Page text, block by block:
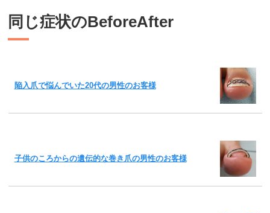
同じ症状のBeforeAfter
陥入爪で悩んでいた20代の男性のお客様
子供のころからの遺伝的な巻き爪の男性のお客様